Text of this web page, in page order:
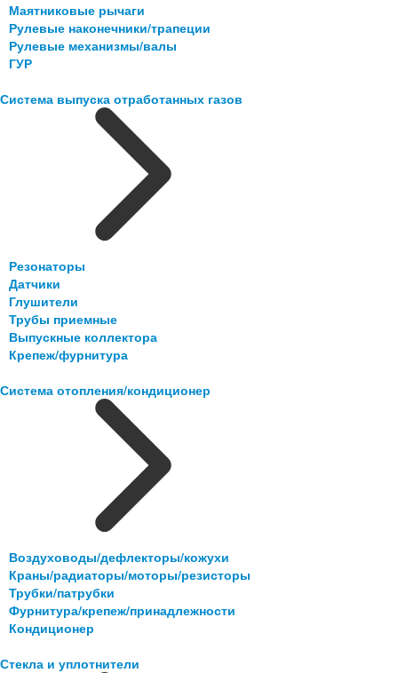
Маятниковые рычаги
Рулевые наконечники/трапеции
Рулевые механизмы/валы
ГУР
Система выпуска отработанных газов
Резонаторы
Датчики
Глушители
Трубы приемные
Выпускные коллектора
Крепеж/фурнитура
Система отопления/кондиционер
Воздуховоды/дефлекторы/кожухи
Краны/радиаторы/моторы/резисторы
Трубки/патрубки
Фурнитура/крепеж/принадлежности
Кондиционер
Стекла и уплотнители